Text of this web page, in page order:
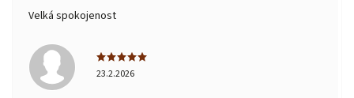
Velká spokojenost
23.2.2026